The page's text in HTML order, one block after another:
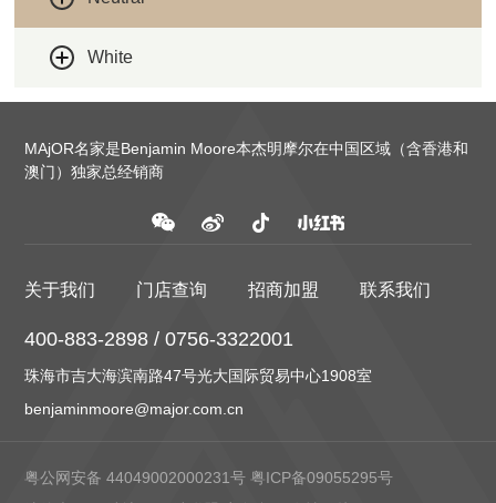
White
MAjOR名家是Benjamin Moore本杰明摩尔在中国区域（含香港和
澳门）独家总经销商
关于我们 门店查询 招商加盟 联系我们
400-883-2898 / 0756-3322001
珠海市吉大海滨南路47号光大国际贸易中心1908室
benjaminmoore@major.com.cn
粤公网安备 44049002000231号 粤ICP备09055295号